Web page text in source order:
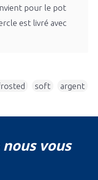
pour le pot
est livré avec
soft argent
vous